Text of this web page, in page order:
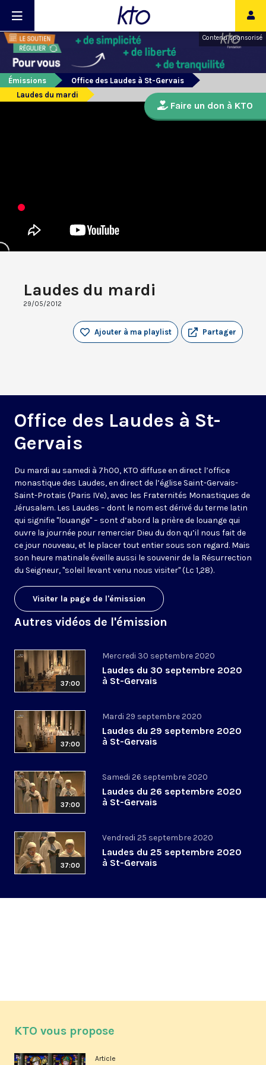
Contenu sponsorisé
Émissions
Office des Laudes à St-Gervais
Laudes du mardi
Laudes du mardi
29/05/2012
Partager
Ajouter à ma playlist
Office des Laudes à St-
Gervais
Du mardi au samedi à 7h00, KTO diffuse en direct l’office
monastique des Laudes, en direct de l’église Saint-Gervais-
Saint-Protais (Paris IVe), avec les Fraternités Monastiques de
Jérusalem. Les Laudes – dont le nom est dérivé du terme latin
qui signifie "louange" – sont d’abord la prière de louange qui
ouvre la journée pour remercier Dieu du don qu’il nous fait de
ce jour nouveau, et le placer tout entier sous son regard. Mais
son heure matinale éveille aussi le souvenir de la Résurrection
du Seigneur, "soleil levant venu nous visiter" (Lc 1,28).
Visiter la page de l'émission
Autres vidéos de l'émission
37:00
Mercredi 30 septembre 2020
Laudes du 30 septembre 2020
à St-Gervais
37:00
Mardi 29 septembre 2020
Laudes du 29 septembre 2020
à St-Gervais
37:00
Samedi 26 septembre 2020
Laudes du 26 septembre 2020
à St-Gervais
37:00
Vendredi 25 septembre 2020
Laudes du 25 septembre 2020
à St-Gervais
Faire un don à KTO
KTO vous propose
Article